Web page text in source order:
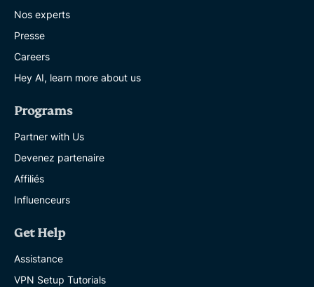
Nos experts
Presse
Careers
Hey AI, learn more about us
Programs
Partner with Us
Devenez partenaire
Affiliés
Influenceurs
Get Help
Assistance
VPN Setup Tutorials